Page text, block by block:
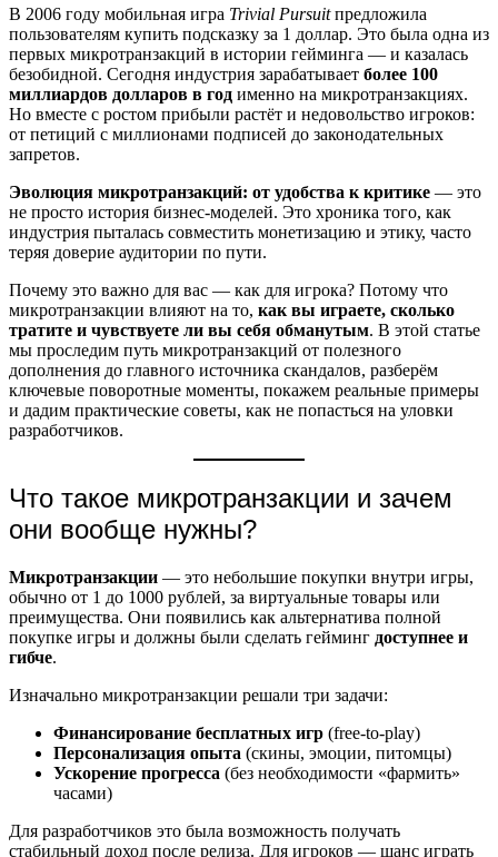
В 2006 году мобильная игра Trivial Pursuitпредложила
пользователям купить подсказку за 1 доллар. Это была одна из
первых микротранзакций в истории гейминга — и казалась
безобидной. Сегодня индустрия зарабатывает более 100
миллиардов долларов в год именно на микротранзакциях.
Но вместе с ростом прибыли растёт и недовольство игроков:
от петиций с миллионами подписей до законодательных
запретов.
Эволюция микротранзакций: от удобства к критике — это
не просто история бизнес-моделей. Это хроника того, как
индустрия пыталась совместить монетизацию и этику, часто
теряя доверие аудитории по пути.
Почему это важно для вас — как для игрока? Потому что
микротранзакции влияют на то, как вы играете, сколько
тратите и чувствуете ли вы себя обманутым. В этой статье
мы проследим путь микротранзакций от полезного
дополнения до главного источника скандалов, разберём
ключевые поворотные моменты, покажем реальные примеры
и дадим практические советы, как не попасться на уловки
разработчиков.
Что такое микротранзакции и зачем
они вообще нужны?
Микротранзакции — это небольшие покупки внутри игры,
обычно от 1 до 1000 рублей, за виртуальные товары или
преимущества. Они появились как альтернатива полной
покупке игры и должны были сделать гейминг доступнее и
гибче.
Изначально микротранзакции решали три задачи:
Финансирование бесплатных игр (free-to-play)
Персонализация опыта (скины, эмоции, питомцы)
Ускорение прогресса (без необходимости «фармить»
часами)
Для разработчиков это была возможность получать
стабильный доход после релиза. Для игроков — шанс играть